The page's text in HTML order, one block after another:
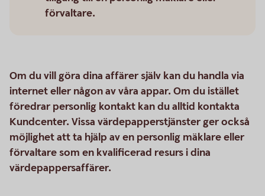
förvaltare.
Om du vill göra dina affärer själv kan du handla via
internet eller någon av våra appar. Om du istället
föredrar personlig kontakt kan du alltid kontakta
Kundcenter. Vissa värdepapperstjänster ger också
möjlighet att ta hjälp av en personlig mäklare eller
förvaltare som en kvalificerad resurs i dina
värdepappersaffärer.